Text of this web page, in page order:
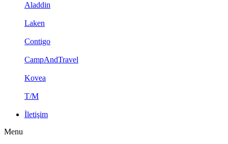
Aladdin
Laken
Contigo
CampAndTravel
Kovea
T/M
İletişim
Menu